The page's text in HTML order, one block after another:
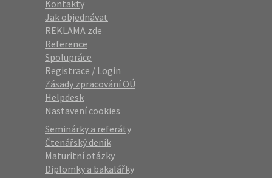
Kontakty
Jak objednávat
REKLAMA zde
Reference
Spolupráce
Registrace / Login
Zásady zpracování OÚ
Helpdesk
Nastavení cookies
Seminárky a referáty
Čtenářský deník
Maturitní otázky
Diplomky a bakalářky